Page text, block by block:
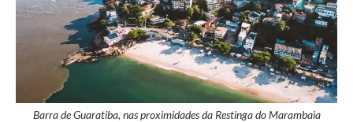
Barra de Guaratiba, nas proximidades da Restinga do Marambaia